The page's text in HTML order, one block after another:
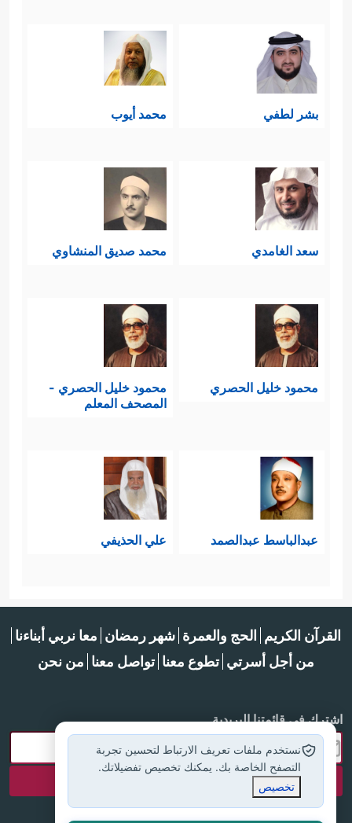
بشر لطفي محمد أيوب
سعد الغامدي محمد صديق المنشاوي
محمود خليل الحصري
محمود خليل الحصري -
المصحف المعلم
عبدالباسط عبدالصمد علي الحذيفي
القرآن الكريم الحج والعمرة شهر رمضان معا نربي أبناءنا
من أجل أسرتي تطوع معنا تواصل معنا من نحن
اشترك في قائمتنا البريدية
نستخدم ملفات تعريف الارتباط لتحسين تجربة
التصفح الخاصة بك. يمكنك تخصيص تفضيلاتك.
تخصيص